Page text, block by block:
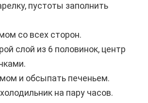
пустоты заполнить
со всех сторон.
слой из 6 половинок, центр
и обсыпать печеньем.
на пару часов.